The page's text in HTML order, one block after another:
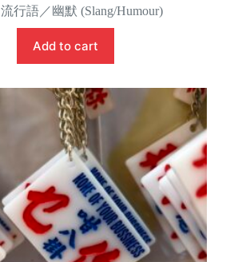
流行語／幽默 (Slang/Humour)
Add to cart